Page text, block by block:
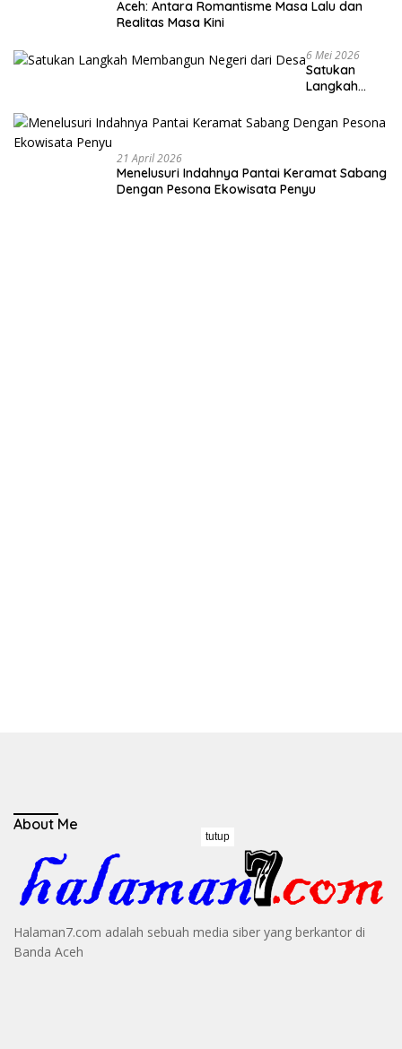
Aceh: Antara Romantisme Masa Lalu dan
Realitas Masa Kini
6 Mei 2026
Satukan
Langkah
Negeri dari
Desa
21 April 2026
Menelusuri Indahnya Pantai Keramat Sabang
Dengan Pesona Ekowisata Penyu
About Me
Halaman7.com adalah sebuah media siber yang berkantor di
Banda Aceh
tutup